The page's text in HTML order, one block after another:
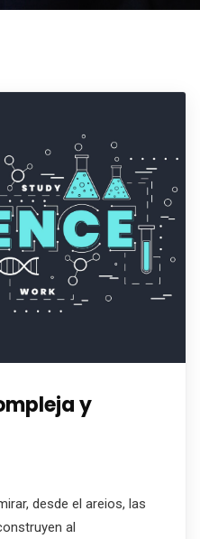
y
desde el areios, las
al